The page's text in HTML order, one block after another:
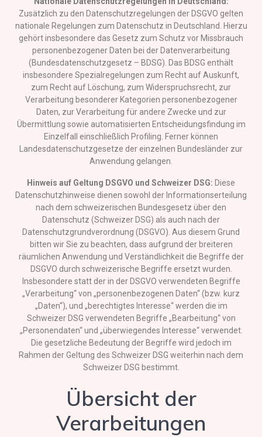
Zusätzlich zu den Datenschutzregelungen der DSGVO gelten
nationale Regelungen zum Datenschutz in Deutschland. Hierzu
gehört insbesondere das Gesetz zum Schutz vor Missbrauch
personenbezogener Daten bei der Datenverarbeitung
(Bundesdatenschutzgesetz – BDSG). Das BDSG enthält
insbesondere Spezialregelungen zum Recht auf Auskunft,
zum Recht auf Löschung, zum Widerspruchsrecht, zur
Verarbeitung besonderer Kategorien personenbezogener
Daten, zur Verarbeitung für andere Zwecke und zur
Übermittlung sowie automatisierten Entscheidungsfindung im
Einzelfall einschließlich Profiling. Ferner können
Landesdatenschutzgesetze der einzelnen Bundesländer zur
Anwendung gelangen.
Hinweis auf Geltung DSGVO und Schweizer DSG: Diese
Datenschutzhinweise dienen sowohl der Informationserteilung
nach dem schweizerischen Bundesgesetz über den
Datenschutz (Schweizer DSG) als auch nach der
Datenschutzgrundverordnung (DSGVO). Aus diesem Grund
bitten wir Sie zu beachten, dass aufgrund der breiteren
räumlichen Anwendung und Verständlichkeit die Begriffe der
DSGVO durch schweizerische Begriffe ersetzt wurden.
Insbesondere statt der in der DSGVO verwendeten Begriffe
„Verarbeitung“ von „personenbezogenen Daten“ (bzw. kurz
„Daten“), und „berechtigtes Interesse“ werden die im
Schweizer DSG verwendeten Begriffe „Bearbeitung“ von
„Personendaten“ und „überwiegendes Interesse“ verwendet.
Die gesetzliche Bedeutung der Begriffe wird jedoch im
Rahmen der Geltung des Schweizer DSG weiterhin nach dem
Schweizer DSG bestimmt.
Übersicht der
Verarbeitungen